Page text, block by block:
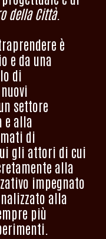
della Città.
è
e da una
di
settore
e alla
di
gli attori di cui
alla
impegnato
alla
più